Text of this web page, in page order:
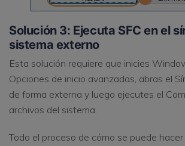
Solución 3: Ejecuta SFC en el
sistema externo
Esta solución requiere que inicies
Opciones de inicio avanzadas, abras el
de forma externa y luego ejecutes el
archivos del sistema.
Todo el proceso de cómo se puede